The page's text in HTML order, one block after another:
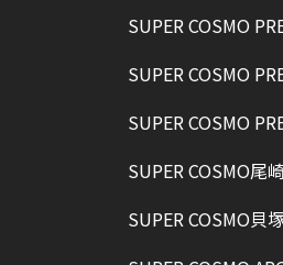
SUPER COSMO
SUPER COSMO
SUPER COSMO
SUPER COSMO尾
SUPER COSMO貝